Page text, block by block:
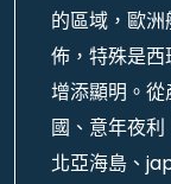
的區域，歐
佈，特殊是
增添顯明。
國、意年夜
北亞海島、